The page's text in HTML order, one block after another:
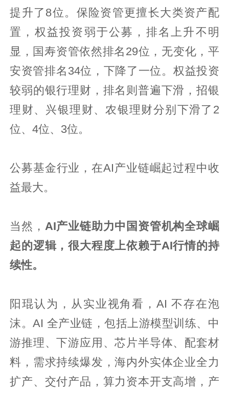
提升了8位。保险资管更擅长大类资产配
置，权益投资弱于公募，排名上升不明
显，国寿资管依然排名29位，无变化，平
安资管排名34位，下降了一位。权益投资
较弱的银行理财，排名则普遍下滑，招银
理财、兴银理财、农银理财分别下滑了2
位、4位、3位。
公募基金行业，在AI产业链崛起过程中收
益最大。
当然， AI产业链助力中国资管机构全球崛
起的逻辑，很大程度上依赖于AI行情的持
续性。
阳琨认为，从实业视角看，AI 不存在泡
沫。AI 全产业链，包括上游模型训练、中
游推理、下游应用、芯片半导体、配套材
料，需求持续爆发，海内外实体企业全力
扩产、交付产品，算力资本开支高增，产